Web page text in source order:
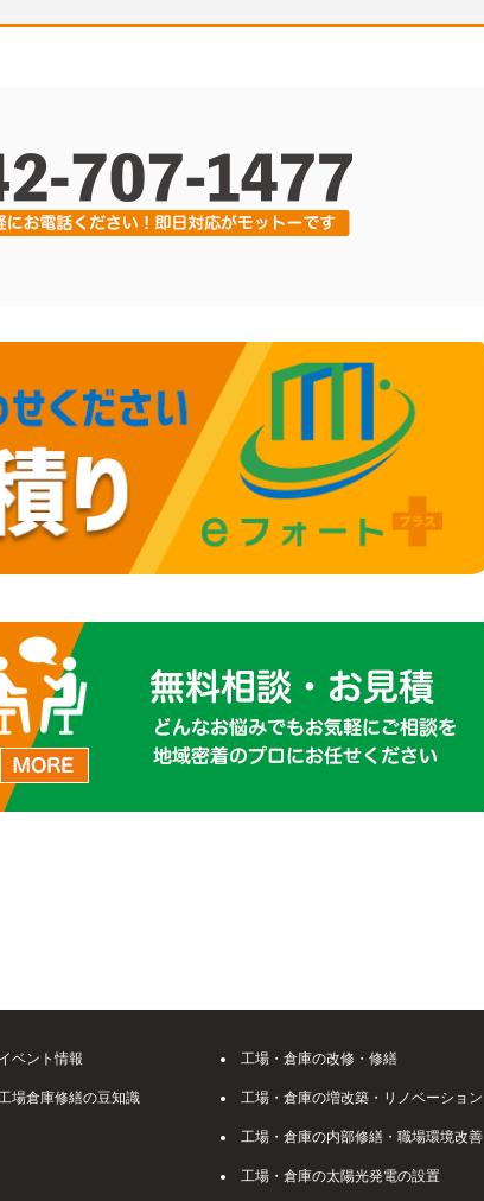
イベント情報
場倉庫修繕の豆知識
工場・倉庫の改修・修繕
工場・倉庫の増改築・リノベーション
工場・倉庫の内部修繕・職場環境改善
工場・倉庫の太陽光発電の設置